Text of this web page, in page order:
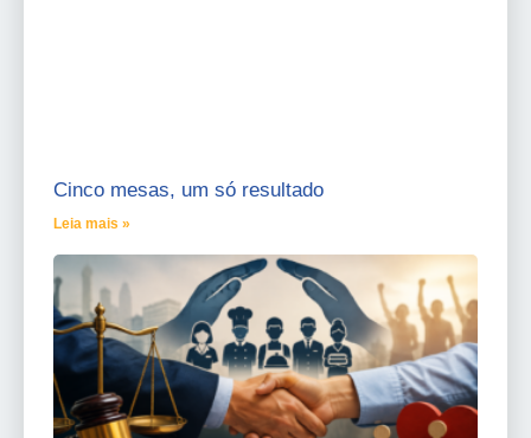
Cinco mesas, um só resultado
Leia mais »